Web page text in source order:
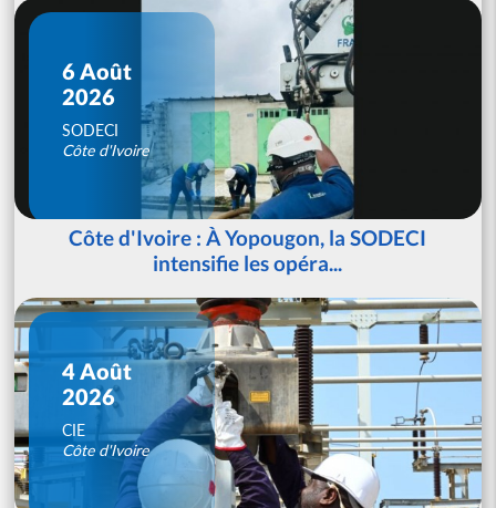
6 Août
2026
SODECI
Côte d'Ivoire
Côte d'Ivoire : À Yopougon, la SODECI
intensifie les opéra...
4 Août
2026
CIE
Côte d'Ivoire